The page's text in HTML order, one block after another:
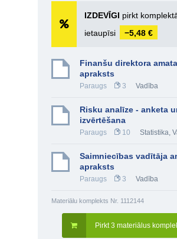
IZDEVĪGI pirkt
ietaupīsi
−5,48 €
Finanšu direktora amata
apraksts
Paraugs 3 Vadība
Risku analīze - anketa
izvērtēšana
Paraugs 10 Statistika,
Saimniecības vadītāja
apraksts
Paraugs 3 Vadība
Materiālu komplekts Nr. 1112144
Pirkt 3 materiālus